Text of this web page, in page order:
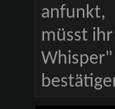
anfunkt,
müsst